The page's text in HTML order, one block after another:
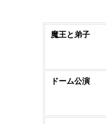
魔王と弟子
ドーム公演